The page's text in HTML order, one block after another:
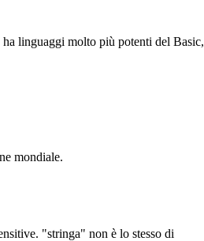
linguaggi molto più potenti del Basic,
mondiale.
"stringa" non è lo stesso di